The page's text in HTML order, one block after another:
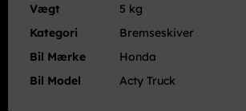
HH2
Vægt
5 kg
Kategori
Bremseskiver
Bil Mærke
Honda
Bil Model
Acty Truck